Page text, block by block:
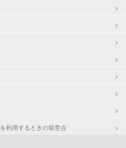
利用するときの留意点